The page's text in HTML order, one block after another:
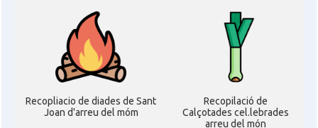
Recopliacio de diades de Sant
Joan d'arreu del móm
Recopilació de
Calçotades cel.lebrades
arreu del món